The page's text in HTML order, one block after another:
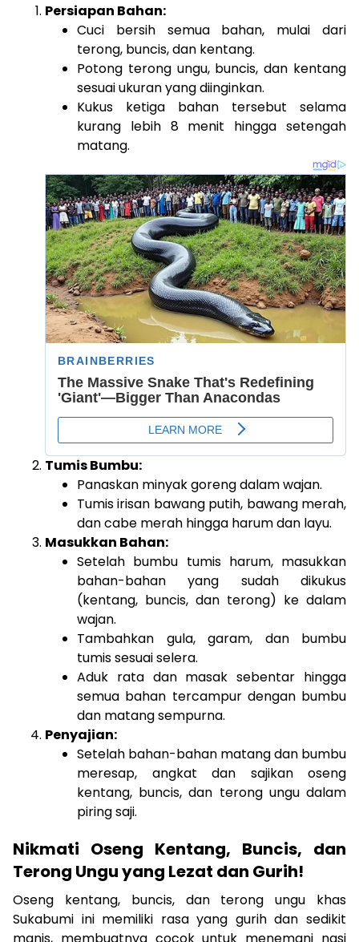
Persiapan Bahan:
Cuci bersih semua bahan, mulai dari
terong, buncis, dan kentang.
Potong terong ungu, buncis, dan kentang
sesuai ukuran yang diinginkan.
Kukus ketiga bahan tersebut selama
kurang lebih 8 menit hingga setengah
matang.
Tumis Bumbu:
Panaskan minyak goreng dalam wajan.
Tumis irisan bawang putih, bawang merah,
dan cabe merah hingga harum dan layu.
Masukkan Bahan:
Setelah bumbu tumis harum, masukkan
bahan-bahan yang sudah dikukus
(kentang, buncis, dan terong) ke dalam
wajan.
Tambahkan gula, garam, dan bumbu
tumis sesuai selera.
Aduk rata dan masak sebentar hingga
semua bahan tercampur dengan bumbu
dan matang sempurna.
Penyajian:
Setelah bahan-bahan matang dan bumbu
meresap, angkat dan sajikan oseng
kentang, buncis, dan terong ungu dalam
piring saji.
Nikmati Oseng Kentang, Buncis, dan
Terong Ungu yang Lezat dan Gurih!
Oseng kentang, buncis, dan terong ungu khas
Sukabumi ini memiliki rasa yang gurih dan sedikit